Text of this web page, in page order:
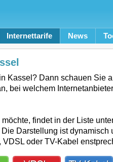
Internettarife News
Kassel? Dann schauen Sie
bei welchem
findet in der Liste
Darstellung ist dynamisch
oder TV-Kabel